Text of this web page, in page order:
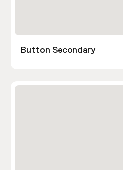
Button Secondary